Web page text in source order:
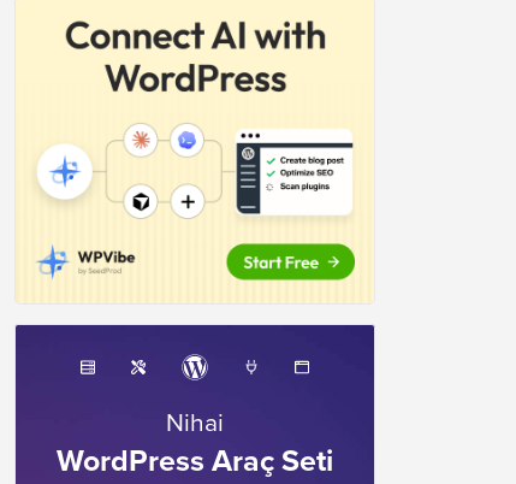
Nihai
WordPress Araç Seti